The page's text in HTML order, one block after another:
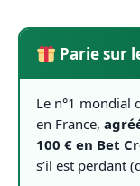
Parie sur
Le n°1 mondial
en France,
100 € en Bet
s’il est perdant